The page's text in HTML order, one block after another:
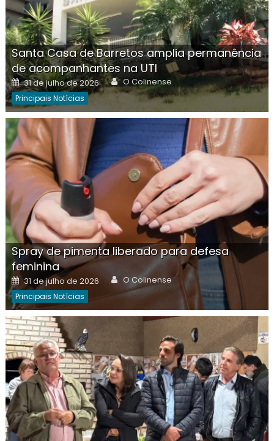
Santa Casa de Barretos amplia permanência
de acompanhantes na UTI
Posted
on
31 de julho de 2026 Author
O Colinense
Principais Notícias
Spray de pimenta liberado para defesa
feminina
Posted
on
31 de julho de 2026 Author
O Colinense
Principais Notícias